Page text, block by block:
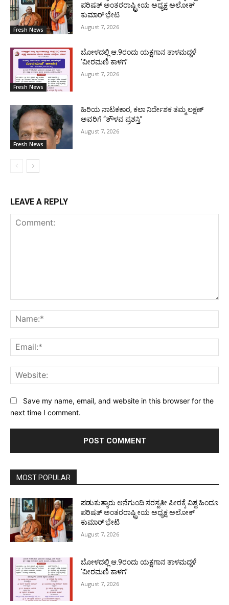
Fresh News
ಪರಿಷತ್ ಅಂತರರಾಷ್ಟ್ರೀಯ ಅಧ್ಯಕ್ಷ ಅಲೋಕ್
ಕುಮಾರ್ ಭೇಟಿ
August 7, 2026
Fresh News
ಬೋಳದಲ್ಲಿ ಆ.9ರಂದು ಯಕ್ಷಗಾನ ತಾಳಮದ್ದಳೆ
‘ವೀರಮಣಿ ಕಾಳಗ’
August 7, 2026
Fresh News
ಹಿರಿಯ ನಾಟಕಕಾರ, ಕಲಾ ನಿರ್ದೇಶಕ ತಮ್ಮ ಲಕ್ಷಣ್
ಅವರಿಗೆ “ತೌಳವ ಪ್ರಶಸ್ತಿ”
August 7, 2026
LEAVE A REPLY
Save my name, email, and website in this browser for the
next time I comment.
MOST POPULAR
ಪಡುಕುತ್ಯಾರು ಆನೆಗುಂದಿ ಸರಸ್ವತೀ ಪೀಠಕ್ಕೆ ವಿಶ್ವ ಹಿಂದೂ
ಪರಿಷತ್ ಅಂತರರಾಷ್ಟ್ರೀಯ ಅಧ್ಯಕ್ಷ ಅಲೋಕ್
ಕುಮಾರ್ ಭೇಟಿ
August 7, 2026
ಬೋಳದಲ್ಲಿ ಆ.9ರಂದು ಯಕ್ಷಗಾನ ತಾಳಮದ್ದಳೆ
‘ವೀರಮಣಿ ಕಾಳಗ’
August 7, 2026